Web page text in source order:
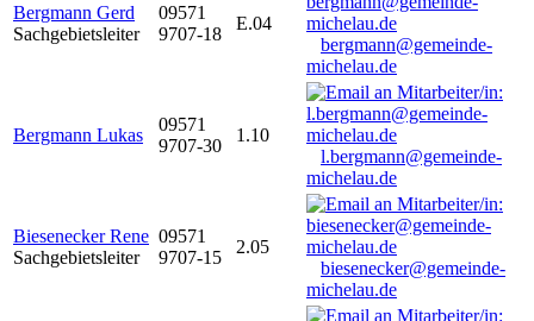
Bergmann Gerd
Sachgebietsleiter
09571
9707-18
E.04
bergmann@gemeinde-
michelau.de
Bergmann Lukas
09571
9707-30
1.10
l.bergmann@gemeinde-
michelau.de
Biesenecker Rene
Sachgebietsleiter
09571
9707-15
2.05
biesenecker@gemeinde-
michelau.de